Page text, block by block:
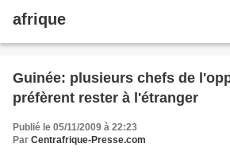
afrique
Guinée: plusieurs chefs de
préfèrent rester à l'étranger
Publié le 05/11/2009 à 22:23
Par Centrafrique-Presse.com